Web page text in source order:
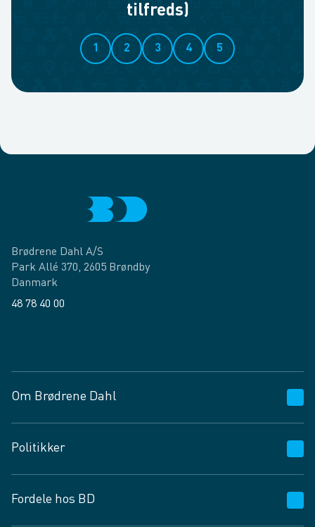
tilfreds)
1 2 3 4 5
Brødrene Dahl A/S
Park Allé 370, 2605 Brøndby
Danmark
48 78 40 00
Om Brødrene Dahl
Vagttelefon 30 10 89 89
Spørgsmål og svar
Job og karriere
Politikker
Privatlivspolitik
Fordele hos BD